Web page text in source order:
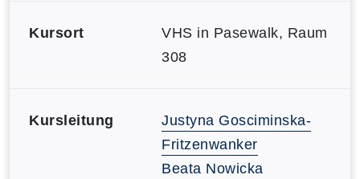
Kursort
VHS in Pasewalk, Raum
308
Kursleitung
Justyna Gosciminska-
Fritzenwanker
Beata Nowicka